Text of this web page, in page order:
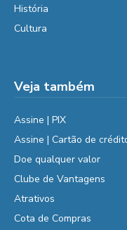
História
Cultura
Veja também
Assine | PIX
Assine | Cartão de
Doe qualquer valor
Clube de Vantagens
Atrativos
Cota de Compras